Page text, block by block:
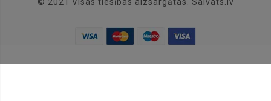
© 2021 Visas tiesības aizsargātas. Salvats.lv